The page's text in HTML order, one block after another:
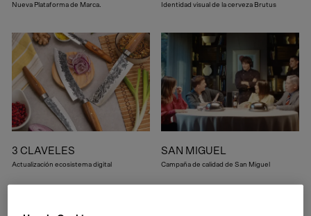
Nueva Plataforma de Marca. Identidad visual de la cerveza Brutus
3 CLAVELES
Actualización ecosistema digital
SAN MIGUEL
Campaña de calidad de San Miguel